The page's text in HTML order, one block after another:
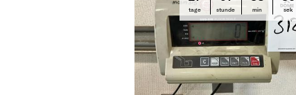
tage stunde min sek